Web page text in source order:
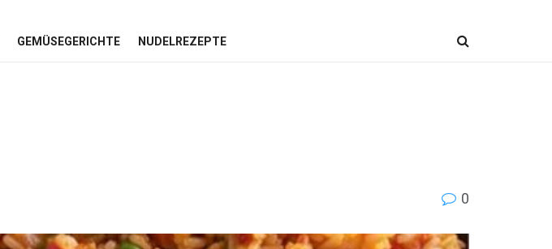
GEMÜSEGERICHTE NUDELREZEPTE
0